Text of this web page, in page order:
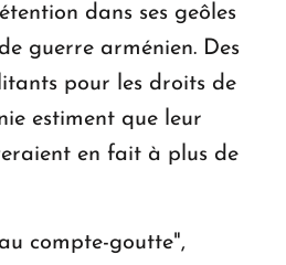
dans ses geôles
guerre arménien. Des
pour les droits de
estiment que leur
en fait à plus de
compte-goutte",